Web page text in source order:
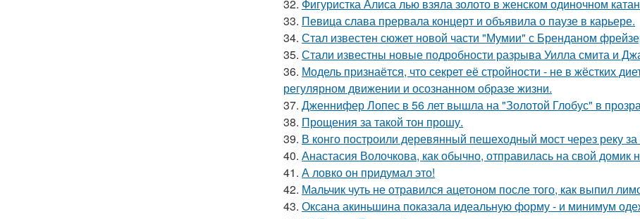
32. Фигуристка Алиса лью взяла золото в женском одиночном
33. Певица слава прервала концерт и объявила о паузе в карьере.
34. Стал известен сюжет новой части "Мумии" с Бренданом
35. Стали известны новые подробности разрыва Уилла смита и
36. Модель признаётся, что секрет её стройности - не в жёстких
регулярном движении и осознанном образе жизни.
37. Дженнифер Лопес в 56 лет вышла на "Золотой Глобус" в
38. Прощения за такой тон прошу.
39. В конго построили деревянный пешеходный мост через реку
40. Анастасия Волочкова, как обычно, отправилась на свой домик
41. А ловко он придумал это!
42. Мальчик чуть не отравился ацетоном после того, как выпил
43. Оксана акиньшина показала идеальную форму - и минимум